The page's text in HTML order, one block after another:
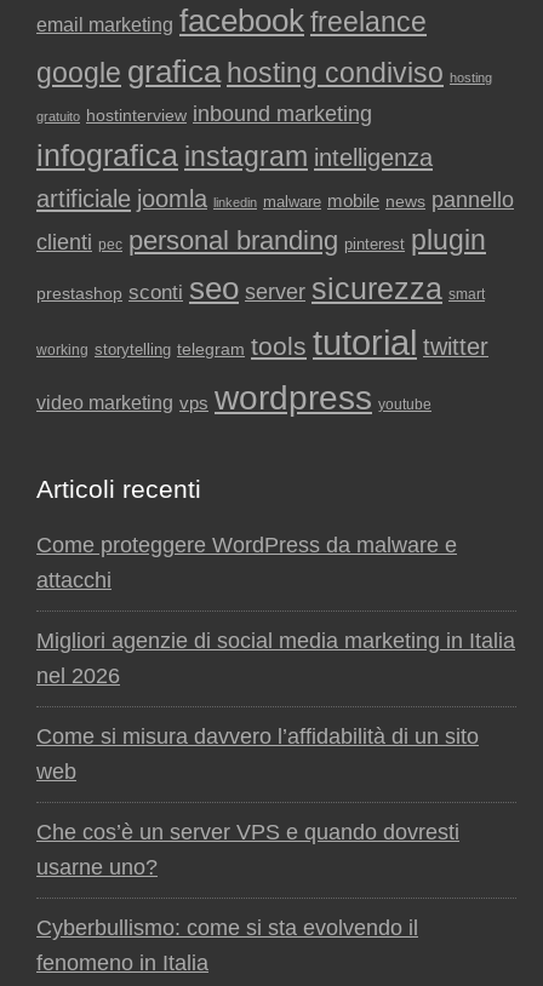
email marketing facebookfreelance
google grafica hosting condiviso hosting
gratuito hostinterview inbound marketing
infografica instagram intelligenza
artificiale joomla linkedin malware mobile news pannello
clienti pec personal branding pinterest plugin
prestashop sconti seo server sicurezza smart
working storytelling telegram tools tutorial twitter
video marketing vps wordpress youtube
Articoli recenti
Come proteggere WordPress da malware e
attacchi
Migliori agenzie di social media marketing in Italia
nel 2026
Come si misura davvero l’affidabilità di un sito
web
Che cos’è un server VPS e quando dovresti
usarne uno?
Cyberbullismo: come si sta evolvendo il
fenomeno in Italia